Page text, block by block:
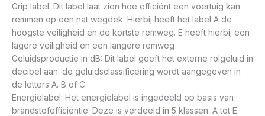
Grip label: Dit label laat zien hoe efficiënt een voertuig kan
remmen op een nat wegdek. Hierbij heeft het label A de
hoogste veiligheid en de kortste remweg. E heeft hierbij een
lagere veiligheid en een langere remweg
Geluidsproductie in dB: Dit label geeft het externe rolgeluid in
decibel aan. de geluidsclassificering wordt aangegeven in
de letters A. B of C.
Energielabel: Het energielabel is ingedeeld op basis van
brandstofefficiëntie. Deze is verdeeld in 5 klassen: A tot E.